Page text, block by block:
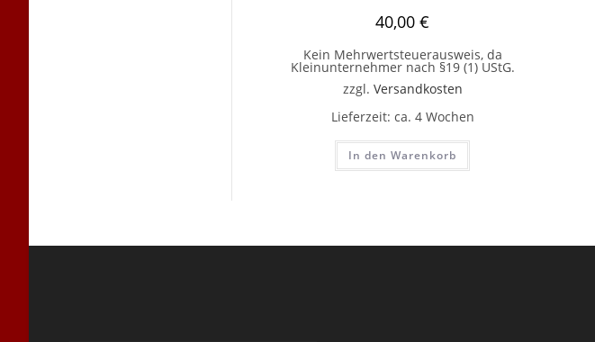
40,00€
Kein Mehrwertsteuerausweis, da
Kleinunternehmer nach §19 (1) UStG.
zzgl. Versandkosten
Lieferzeit: ca. 4 Wochen
In den Warenkorb